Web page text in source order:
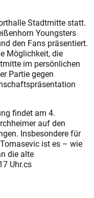
Stadtmitte statt.
Youngsters
den Fans präsentiert.
Möglichkeit, die
im persönlichen
Partie gegen
findet am 4.
auf den
Insbesondere für
ist es – wie
die alte
Uhr.cs